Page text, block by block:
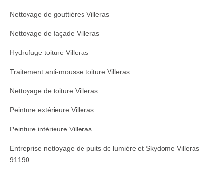
Nettoyage de gouttières Villeras
Nettoyage de façade Villeras
Hydrofuge toiture Villeras
Traitement anti-mousse toiture Villeras
Nettoyage de toiture Villeras
Peinture extérieure Villeras
Peinture intérieure Villeras
Entreprise nettoyage de puits de lumière et Skydome Villeras
91190